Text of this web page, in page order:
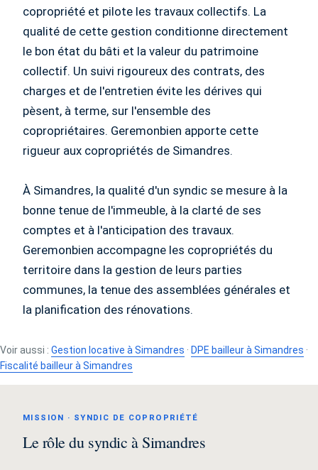
copropriété et pilote les travaux collectifs. La
qualité de cette gestion conditionne directement
le bon état du bâti et la valeur du patrimoine
collectif. Un suivi rigoureux des contrats, des
charges et de l'entretien évite les dérives qui
pèsent, à terme, sur l'ensemble des
copropriétaires. Geremonbien apporte cette
rigueur aux copropriétés de Simandres.
À Simandres, la qualité d'un syndic se mesure à la
bonne tenue de l'immeuble, à la clarté de ses
comptes et à l'anticipation des travaux.
Geremonbien accompagne les copropriétés du
territoire dans la gestion de leurs parties
communes, la tenue des assemblées générales et
la planification des rénovations.
Voir aussi : Gestion locative à Simandres · DPE bailleur à Simandres ·
Fiscalité bailleur à Simandres
MISSION · SYNDIC DE COPROPRIÉTÉ
Le rôle du syndic à Simandres